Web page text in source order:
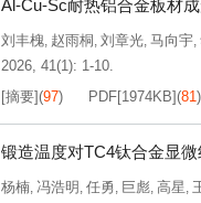
Al-Cu-Sc耐热铝合金板材
刘丰槐, 赵雨桐 , 刘章光, 马向宇,
2026, 41(1): 1-10.
[摘要](97) PDF[1974KB](81)
锻造温度对TC4钛合金显
杨楠, 冯浩明 , 任勇, 巨彪, 高星,